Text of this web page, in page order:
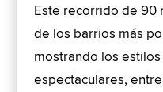
Este recorrido de 90
de los barrios más
mostrando los
espectaculares,